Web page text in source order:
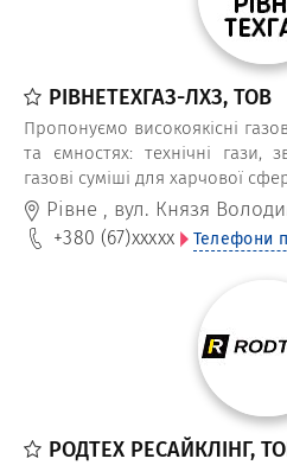
РІВНЕТЕХГАЗ-ЛХЗ, ТОВ
Пропонуємо високоякісні
та ємностях: технічні гази,
газові суміші для харчової
також аргон, технічний
харчові гази, ацетилен.
та здійснюємо доставку газів.
Рівне , вул. Князя
+380 (67)xxxxx Телефони
РОДТЕХ РЕСАЙКЛІНГ,